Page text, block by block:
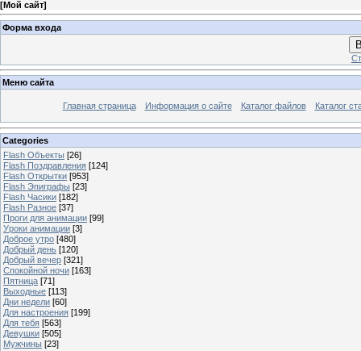
[Мой сайт]
Форма входа
Меню сайта
Главная страница Информация о сайте Каталог файлов Каталог
Categories
Flash Объекты [26]
Flash Поздравления [124]
Flash Открытки [953]
Flash Эпиграфы [23]
Flash Часики [182]
Flash Разное [37]
Проги для анимации [99]
Уроки анимации [3]
Доброе утро [480]
Добрый день [120]
Добрый вечер [321]
Спокойной ночи [163]
Пятница [71]
Выходные [113]
Дни недели [60]
Для настроения [199]
Для тебя [563]
Девушки [505]
Мужчины [23]